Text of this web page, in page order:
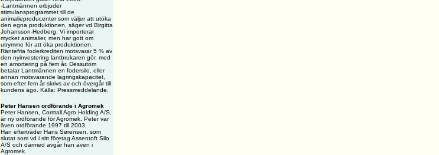
-Lantmännen erbjuder
stimulansprogrammet till de
animalieproducenter som väljer att utöka
den egna produktionen, säger vd Birgitta
Johansson-Hedberg. Vi importerar
mycket animalier, men har gott om
utrymme för att öka produktionen.
Räntefria foderkrediten motsvarar 5 % av
den nyinvestering lantbrukaren gör, med
en amortering på fem år. Dessutom
betalar Lantmännen en fodersilo, eller
annan motsvarande lagringskapacitet,
som efter fem år skrivs av och övergår till
kundens ägo. Källa: Pressmeddelande.
Peter Hansen ordförande i Agromek
Peter Hansen, Cormall Agro Holding A/S,
är ny ordförande för Agromek. Peter var
även ordförande 1997 till 2003.
Han efterträder Hans Sørensen, som
slutat som vd i sitt företag Assentoft Silo
A/S och därmed avgår han även i
Agromek.